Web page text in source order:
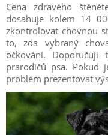
Cena zdravého
dosahuje kolem 14
zkontrolovat chovnou
to, zda vybraný
očkování.
prarodičů psa. Pokud
problém prezentovat